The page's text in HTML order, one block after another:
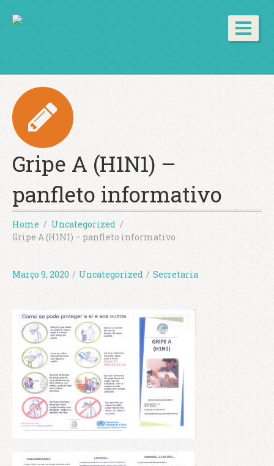
Gripe A (H1N1) –
panfleto informativo
Home
Uncategorized
Gripe A (H1N1) – panfleto informativo
Março 9, 2020 / Uncategorized / Secretaria